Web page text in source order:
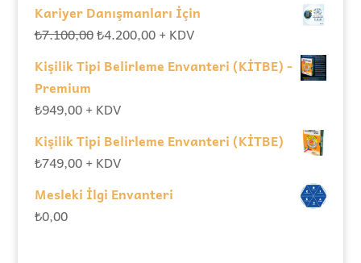
Kariyer Danışmanları İçin
₺7.100,00Orijinal
₺7.100,00.
₺4.200,00Şu
fiyat:
+ KDV
Kişilik Tipi Belirleme Envanteri (KİTBE) -
Premium
₺949,00 + KDV
Kişilik Tipi Belirleme Envanteri (KİTBE)
₺749,00 + KDV
Mesleki İlgi Envanteri
₺0,00